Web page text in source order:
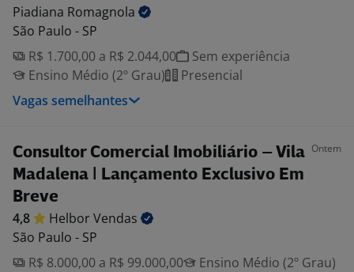
Piadiana Romagnola
São Paulo - SP
R$ 1.700,00 a R$ 2.044,00
Sem experiência
Ensino Médio (2º Grau)
Presencial
Vagas semelhantes
Consultor Comercial Imobiliário – Vila
Madalena | Lançamento Exclusivo Em
Breve
Ontem
4,8 HelborVendas
São Paulo - SP
R$ 8.000,00 a R$ 99.000,00
Ensino Médio (2º Grau)